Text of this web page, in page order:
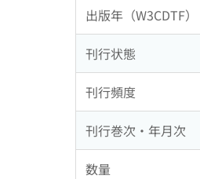
出版年（W3CDTF）
刊行状態
刊行頻度
刊行巻次・年月次
数量